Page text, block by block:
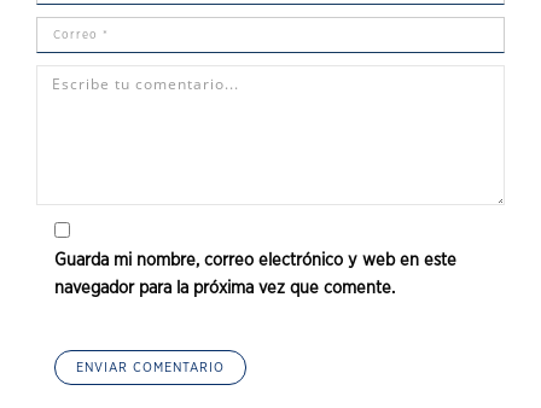
Guarda mi nombre, correo electrónico y web en este
navegador para la próxima vez que comente.